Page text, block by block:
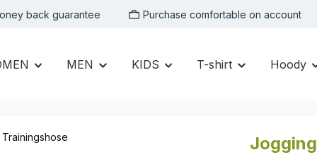
back guarantee Purchase comfortable on account
MEN KIDS T-shirt Hoody